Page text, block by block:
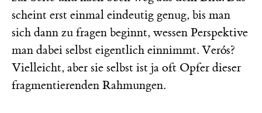
scheint erst einmal eindeutig genug, bis man
sich dann zu fragen beginnt, wessen Perspektive
man dabei selbst eigentlich einnimmt. Verós?
Vielleicht, aber sie selbst ist ja oft Opfer dieser
fragmentierenden Rahmungen.